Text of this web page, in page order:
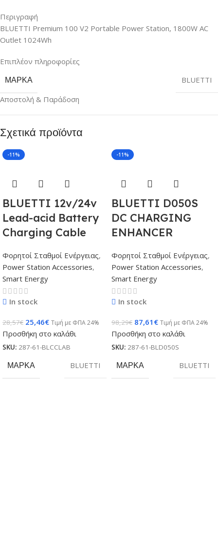
Περιγραφή
BLUETTI Premium 100 V2 Portable Power Station, 1800W AC
Outlet 1024Wh
Επιπλέον πληροφορίες
ΜΆΡΚΑ
BLUETTI
Αποστολή & Παράδοση
Σχετικά προϊόντα
-11%
BLUETTI 12v/24v
Lead-acid Battery
Charging Cable
Φορητοί Σταθμοί Ενέργειας,
Power Station Accessories,
Smart Energy
In stock
28,57€ 25,46€ Τιμή με ΦΠΑ 24%
Προσθήκη στο καλάθι
SKU: 287-61-BLCCLAB
ΜΆΡΚΑ BLUETTI
-11%
BLUETTI D050S
DC CHARGING
ENHANCER
Φορητοί Σταθμοί Ενέργειας,
Power Station Accessories,
Smart Energy
In stock
98,29€ 87,61 € Τιμή με ΦΠΑ 24%
Προσθήκη στο καλάθι
SKU: 287-61-BLD050S
ΜΆΡΚΑ BLUETTI